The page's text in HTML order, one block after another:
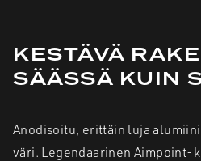
KESTÄVÄ
SÄÄSSÄ KUIN
Anodisoitu, erittäin luja
väri. Legendaarinen Aimpoint-